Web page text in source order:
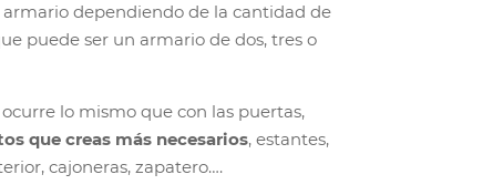
armario dependiendo de la cantidad de
puede ser un armario de dos, tres o
lo mismo que con las puertas,
que creas más necesarios, estantes,
cajoneras, zapatero….